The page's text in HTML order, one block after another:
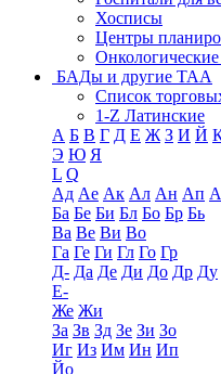
Хосписы
Центры
БАДы и другие ТАА
Список
1-Z Латинские
А Б В Г Д Е Ж З И Й
Э Ю Я
L Q
Ад Ае Ак Ал Ан Ап
Ба Бе Би Бл Бо Бр Бь
Ва Ве Ви Во
Га Ге Ги Гл Го Гр
Д- Да Де Ди До Др Ду
Е-
Же Жи
За Зв Зд Зе Зи Зо
Иг Из Им Ин Ип
Йо